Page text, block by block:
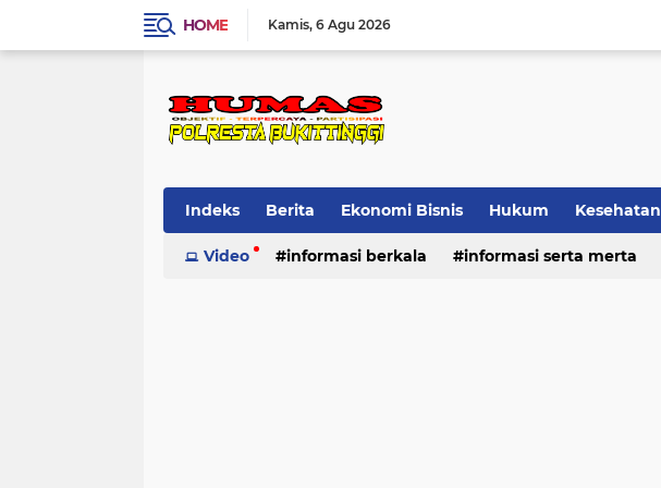
HOME Kamis 6 Agu 2026
Indeks Berita Ekonomi Bisnis Hukum Kesehatan
Standard Operasional Prosedur Video
Video informasi berkala informasi serta merta